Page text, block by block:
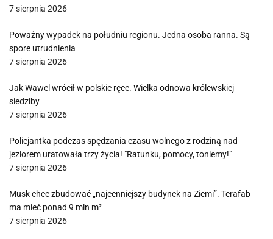
7 sierpnia 2026
Poważny wypadek na południu regionu. Jedna osoba ranna. Są
spore utrudnienia
7 sierpnia 2026
Jak Wawel wrócił w polskie ręce. Wielka odnowa królewskiej
siedziby
7 sierpnia 2026
Policjantka podczas spędzania czasu wolnego z rodziną nad
jeziorem uratowała trzy życia! "Ratunku, pomocy, toniemy!"
7 sierpnia 2026
Musk chce zbudować „najcenniejszy budynek na Ziemi”. Terafab
ma mieć ponad 9 mln m²
7 sierpnia 2026